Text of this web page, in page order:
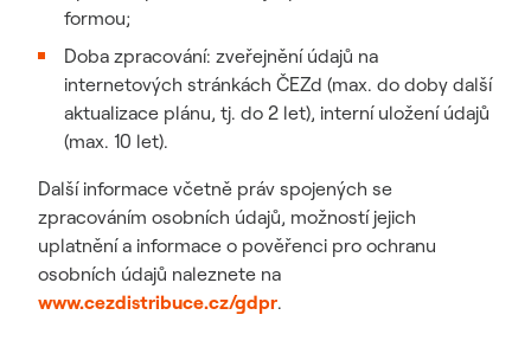
formou;
Doba zpracování: zveřejnění údajů na
internetových stránkách ČEZd (max. do doby další
aktualizace plánu, tj. do 2 let), interní uložení údajů
(max. 10 let).
Další informace včetně práv spojených se
zpracováním osobních údajů, možností jejich
uplatnění a informace o pověřenci pro ochranu
osobních údajů naleznete na
www.cezdistribuce.cz/gdpr.